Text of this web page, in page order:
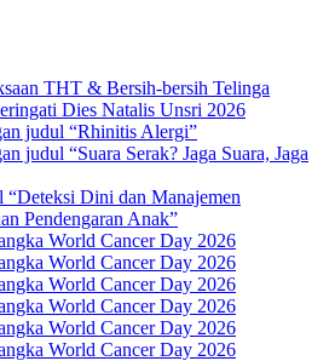
THT & Bersih-bersih Telinga
Dies Natalis Unsri 2026
judul “Rhinitis Alergi”
judul “Suara Serak? Jaga Suara, Jaga
“Deteksi Dini dan Manajemen
Pendengaran Anak”
World Cancer Day 2026
World Cancer Day 2026
World Cancer Day 2026
World Cancer Day 2026
World Cancer Day 2026
World Cancer Day 2026